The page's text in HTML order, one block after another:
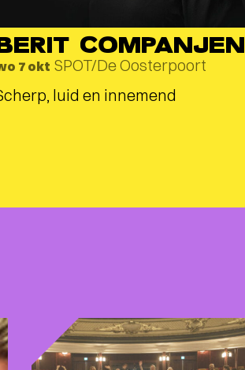
COMPANJEN
7 okt SPOT/De Oosterpoort
luid en innemend